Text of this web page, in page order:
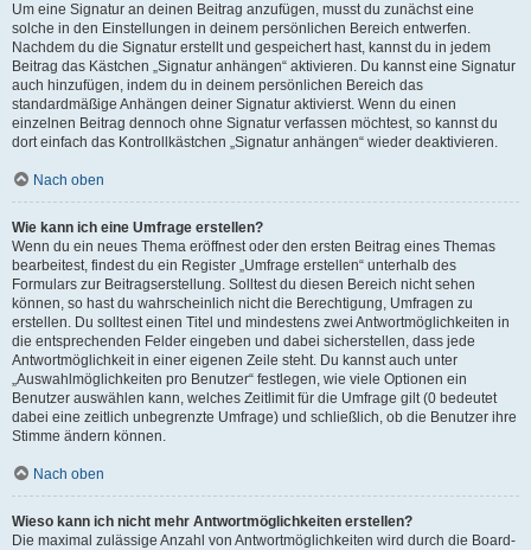
Um eine Signatur an deinen Beitrag anzufügen, musst du zunächst eine
solche in den Einstellungen in deinem persönlichen Bereich entwerfen.
Nachdem du die Signatur erstellt und gespeichert hast, kannst du in jedem
Beitrag das Kästchen „Signatur anhängen“ aktivieren. Du kannst eine Signatur
auch hinzufügen, indem du in deinem persönlichen Bereich das
standardmäßige Anhängen deiner Signatur aktivierst. Wenn du einen
einzelnen Beitrag dennoch ohne Signatur verfassen möchtest, so kannst du
dort einfach das Kontrollkästchen „Signatur anhängen“ wieder deaktivieren.
Nach oben
Wie kann ich eine Umfrage erstellen?
Wenn du ein neues Thema eröffnest oder den ersten Beitrag eines Themas
bearbeitest, findest du ein Register „Umfrage erstellen“ unterhalb des
Formulars zur Beitragserstellung. Solltest du diesen Bereich nicht sehen
können, so hast du wahrscheinlich nicht die Berechtigung, Umfragen zu
erstellen. Du solltest einen Titel und mindestens zwei Antwortmöglichkeiten in
die entsprechenden Felder eingeben und dabei sicherstellen, dass jede
Antwortmöglichkeit in einer eigenen Zeile steht. Du kannst auch unter
„Auswahlmöglichkeiten pro Benutzer“ festlegen, wie viele Optionen ein
Benutzer auswählen kann, welches Zeitlimit für die Umfrage gilt (0 bedeutet
dabei eine zeitlich unbegrenzte Umfrage) und schließlich, ob die Benutzer ihre
Stimme ändern können.
Nach oben
Wieso kann ich nicht mehr Antwortmöglichkeiten erstellen?
Die maximal zulässige Anzahl von Antwortmöglichkeiten wird durch die Board-